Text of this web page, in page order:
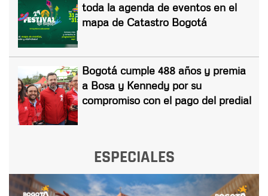
toda la agenda de eventos en el
mapa de Catastro Bogotá
Bogotá cumple 488 años y premia
a Bosa y Kennedy por su
compromiso con el pago del predial
ESPECIALES